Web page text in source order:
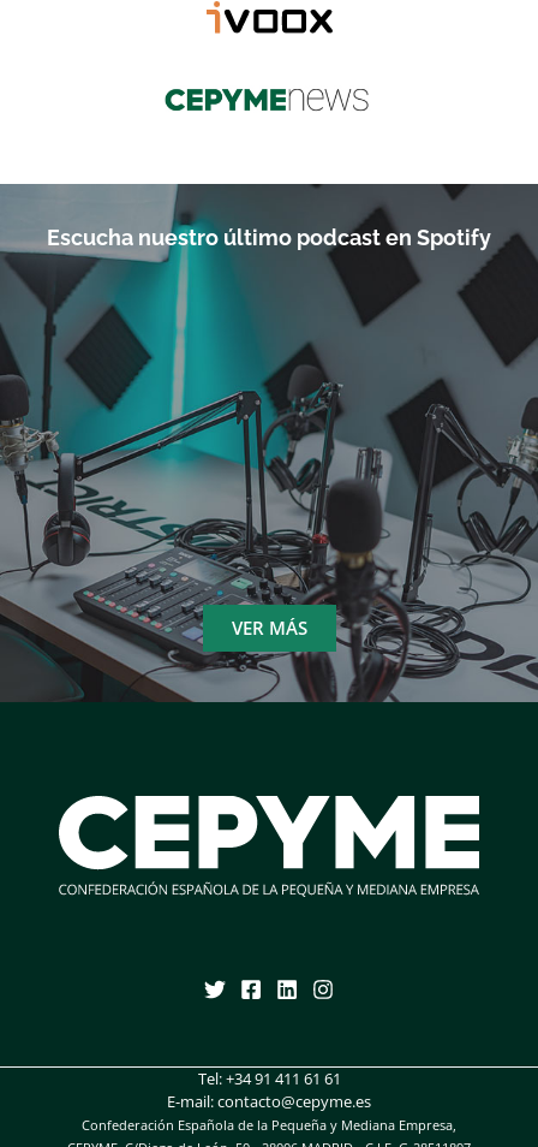
Escucha nuestro último podcast en Spotify
VER MÁS
Tel:+34 91 411 61 61
E-mail:contacto@cepyme.es
Confederación Española de la Pequeña y Mediana Empresa,